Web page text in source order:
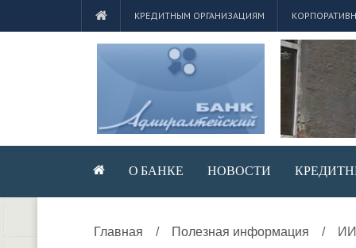
КРЕДИТНЫМ ОРГАНИЗАЦИЯМ
О БАНКЕ НОВОСТИ
Главная / Полезная информация / ИИ